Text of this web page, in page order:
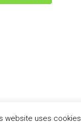
h-bild Theme by: ThemeGrill
website uses